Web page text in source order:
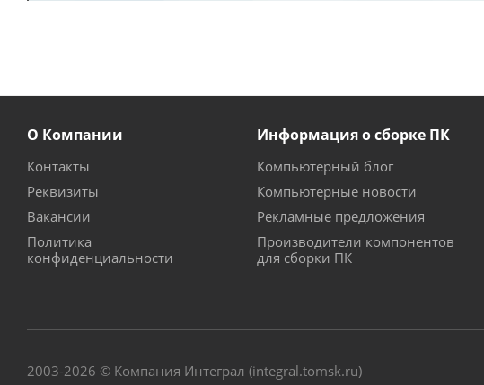
О Компании
Контакты
Реквизиты
Вакансии
Политика
конфиденциальности
Информация о сборке ПК
Компьютерный блог
Компьютерные новости
Рекламные предложения
Производители компонентов
для сборки ПК
2003-2026 © Компания Интеграл (integral.tomsk.ru)